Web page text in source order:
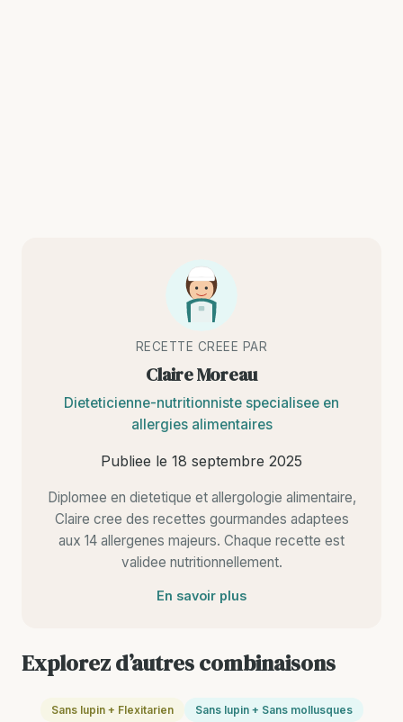
RECETTE CREEE PAR
Claire Moreau
Dieteticienne-nutritionniste specialisee en
allergies alimentaires
Publiee le 18 septembre 2025
Diplomee en dietetique et allergologie alimentaire,
Claire cree des recettes gourmandes adaptees
aux 14 allergenes majeurs. Chaque recette est
validee nutritionnellement.
En savoir plus
Explorez d’autres combinaisons
Sans lupin + Flexitarien
Sans lupin + Sans mollusques